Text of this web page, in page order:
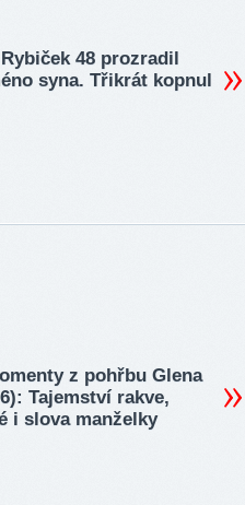
48 prozradil
syna. Třikrát kopnul
z pohřbu Glena
Tajemství rakve,
i slova manželky